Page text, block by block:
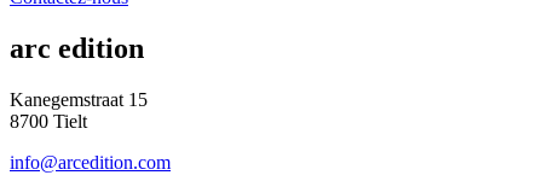
arc edition
Kanegemstraat 15
8700 Tielt
info@arcedition.com